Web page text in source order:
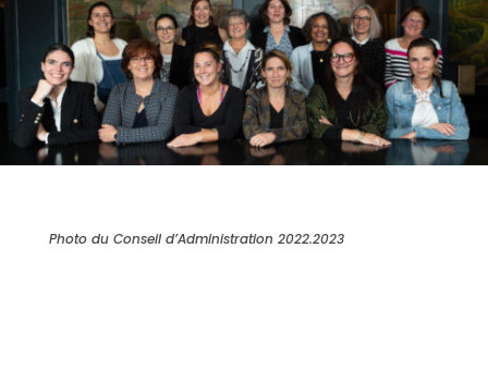
Photo du Conseil d’Administration 2022.2023